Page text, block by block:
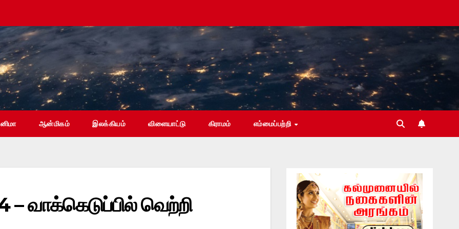
ஆன்மிகம் இலக்கியம் விளையாட்டு கிராமம் எம்மைப்பற்றி
– வாக்கெடுப்பில் வெற்றி